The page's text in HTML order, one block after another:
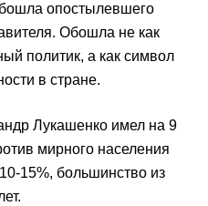
опостылевшего
Обошла не как
политик, а как символ
в стране.
Лукашенко имел на 9
мирного населения
15%, большинство из